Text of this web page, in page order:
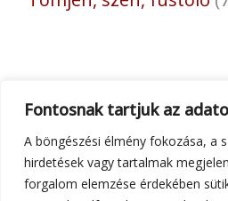
Fontosnak tartjuk az
A böngészési élmény fokozása, a
hirdetések vagy tartalmak
forgalom elemzése érdekében
Adatkezelési
Általános szerződési